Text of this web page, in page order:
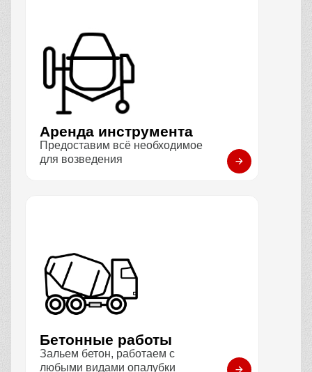
Аренда инструмента
Предоставим всё необходимое
для возведения
Бетонные работы
Зальем бетон, работаем с
любыми видами опалубки